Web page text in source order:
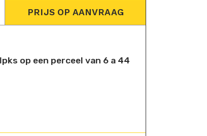
PRIJS OP AANVRAAG
op een perceel van 6 a 44